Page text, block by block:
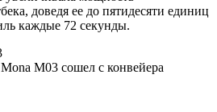
доведя ее до пятидесяти единиц
каждые 72 секунды.
M03 сошел с конвейера